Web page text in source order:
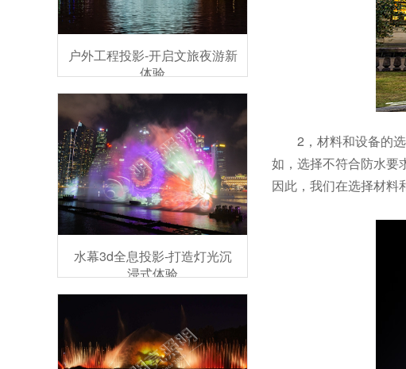
2，材料和设备的
如，选择不符合防水要
因此，我们在选择材料
户外工程投影-开启文旅夜游新
体验
水幕3d全息投影-打造灯光沉
浸式体验